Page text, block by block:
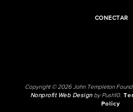
CONECTAR
Copyright © 2026 John Templeton
Nonprofit Web Designby Push10.
Policy